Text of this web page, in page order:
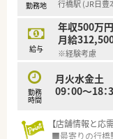
■高収入を目
生も充実して
【勤務実態につい
■月曜から金
開局時間です。
■日曜、祝日、
ランスを重視で
ているため休み
勤務地 行橋駅 (JR日豊
給与
年収500万
月給
※経験考慮
勤務
時間
月火水金土
09：00～18：
【店舗情報と応
■最寄りの行橋